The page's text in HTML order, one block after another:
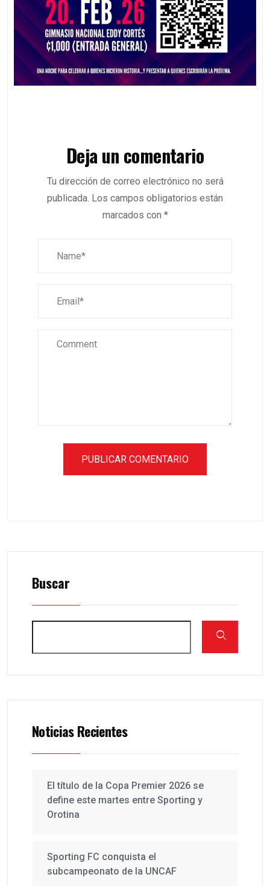
Deja un comentario
Tu dirección de correo electrónico no será
publicada. Los campos obligatorios están
marcados con *
Buscar
Noticias Recientes
El título de la Copa Premier 2026 se
define este martes entre Sporting y
Orotina
Sporting FC conquista el
subcampeonato de la UNCAF